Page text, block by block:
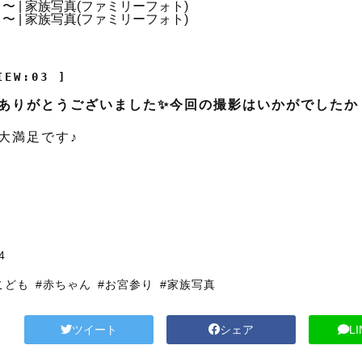
]
りがとうございました✨今回の撮影はいかがでしたか
満足です♪
ども #赤ちゃん #お宮参り #家族写真
ツイート シェア